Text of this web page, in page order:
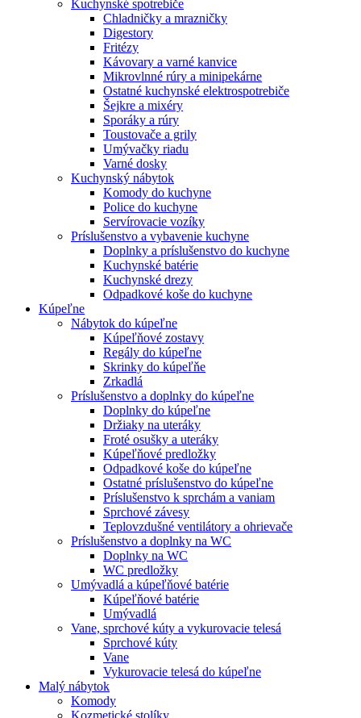
Kuchynské spotrebiče
Chladničky a mrazničky
Digestory
Fritézy
Kávovary a varné kanvice
Mikrovlnné rúry a minipekárne
Ostatné kuchynské elektrospotrebiče
Šejkre a mixéry
Sporáky a rúry
Toustovače a grily
Umývačky riadu
Varné dosky
Kuchynský nábytok
Komody do kuchyne
Police do kuchyne
Servírovacie vozíky
Príslušenstvo a vybavenie kuchyne
Doplnky a príslušenstvo do kuchyne
Kuchynské batérie
Kuchynské drezy
Odpadkové koše do kuchyne
Kúpeľne
Nábytok do kúpeľne
Kúpeľňové zostavy
Regály do kúpeľne
Skrinky do kúpeľňe
Zrkadlá
Príslušenstvo a doplnky do kúpeľne
Doplnky do kúpeľne
Držiaky na uteráky
Froté osušky a uteráky
Kúpeľňové predložky
Odpadkové koše do kúpeľne
Ostatné príslušenstvo do kúpeľne
Príslušenstvo k sprchám a vaniam
Sprchové závesy
Teplovzdušné ventilátory a ohrievače
Príslušenstvo a doplnky na WC
Doplnky na WC
WC predložky
Umývadlá a kúpeľňové batérie
Kúpeľňové batérie
Umývadlá
Vane, sprchové kúty a vykurovacie telesá
Sprchové kúty
Vane
Vykurovacie telesá do kúpeľne
Malý nábytok
Komody
Kozmetické stolíky